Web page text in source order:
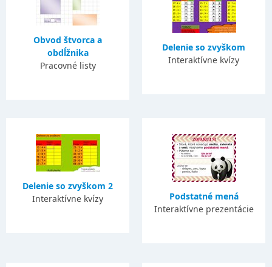
Obvod štvorca a
obdĺžnika
Pracovné listy
Delenie so zvyškom
Interaktívne kvízy
Delenie so zvyškom 2
Interaktívne kvízy
Podstatné mená
Interaktívne prezentácie